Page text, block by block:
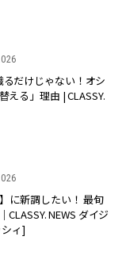
るだけじゃない！オシ
える」理由 | CLASSY.
に新調したい！ 最旬
NEWS ダイジ
ィ]